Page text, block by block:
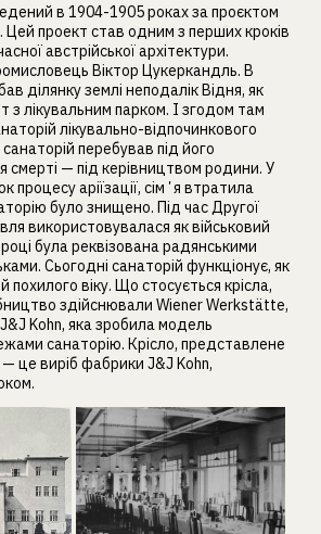
в 1904-1905 роках за проєктом
проект став одним з перших кроків
австрійської архітектури.
Віктор Цукеркандль. В
ділянку землі неподалік Відня, як
з лікувальним парком. І згодом там
лікувально-відпочинкового
перебував під його
смерті — під керівництвом родини. У
процесу аріїзації, сімʼя втратила
було знищено. Під час Другої
використовувалася як військовий
була реквізована радянськими
Сьогодні санаторій функціонує, як
віку. Що стосується крісла,
здійснювали Wiener Werkstätte,
Kohn, яка зробила модель
санаторію. Крісло, представлене
це виріб фабрики J&J Kohn,